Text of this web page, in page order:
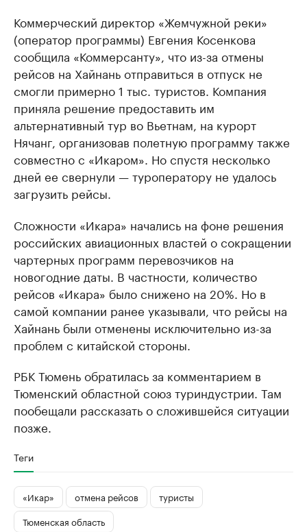
Коммерческий директор «Жемчужной реки»
(оператор программы) Евгения Косенкова
сообщила «Коммерсанту», что из-за отмены
рейсов на Хайнань отправиться в отпуск не
смогли примерно 1 тыс. туристов. Компания
приняла решение предоставить им
альтернативный тур во Вьетнам, на курорт
Нячанг, организовав полетную программу также
совместно с «Икаром». Но спустя несколько
дней ее свернули — туроператору не удалось
загрузить рейсы.
Сложности «Икара» начались на фоне решения
российских авиационных властей о сокращении
чартерных программ перевозчиков на
новогодние даты. В частности, количество
рейсов «Икара» было снижено на 20%. Но в
самой компании ранее указывали, что рейсы на
Хайнань были отменены исключительно из-за
проблем с китайской стороны.
РБК Тюмень обратилась за комментарием в
Тюменский областной союз туриндустрии. Там
пообещали рассказать о сложившейся ситуации
позже.
Теги
«Икар» отмена рейсов
туристы
Тюменская область